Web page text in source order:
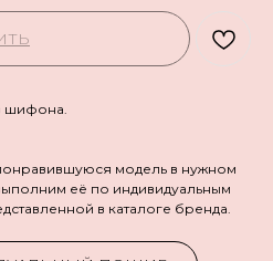
шифона.
модель в нужном
её по индивидуальным
в каталоге бренда.